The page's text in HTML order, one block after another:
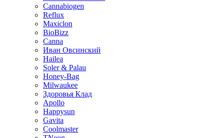
Cannabiogen
Reflux
Maxiclon
BioBizz
Canna
Иван Овсинский
Hailea
Soler & Palau
Honey-Bag
Milwaukee
Здоровья Клад
Apollo
Happysun
Gavita
Coolmaster